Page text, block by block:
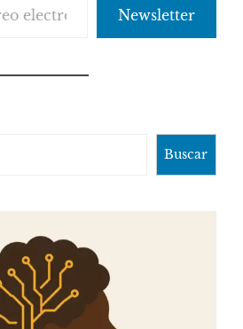
Newsletter
Buscar